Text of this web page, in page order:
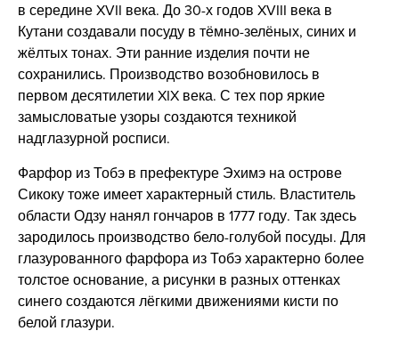
в середине XVII века. До 30-х годов XVIII века в
Кутани создавали посуду в тёмно-зелёных, синих и
жёлтых тонах. Эти ранние изделия почти не
сохранились. Производство возобновилось в
первом десятилетии XIX века. С тех пор яркие
замысловатые узоры создаются техникой
надглазурной росписи.
Фарфор из Тобэ в префектуре Эхимэ на острове
Сикоку тоже имеет характерный стиль. Властитель
области Одзу нанял гончаров в 1777 году. Так здесь
зародилось производство бело-голубой посуды. Для
глазурованного фарфора из Тобэ характерно более
толстое основание, а рисунки в разных оттенках
синего создаются лёгкими движениями кисти по
белой глазури.